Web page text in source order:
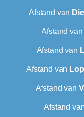
Afstand van
Afstand van
Afstand van
Afstand van
Afstand van
Afstand van